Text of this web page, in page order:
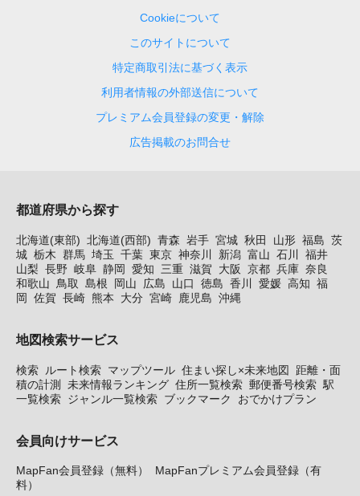
Cookieについて
このサイトについて
特定商取引法に基づく表示
利用者情報の外部送信について
プレミアム会員登録の変更・解除
広告掲載のお問合せ
都道府県から探す
北海道(東部) 北海道(西部) 青森 岩手 宮城 秋田 山形 福島 茨
城 栃木 群馬 埼玉 千葉 東京 神奈川 新潟 富山 石川
福井
山梨 長野 岐阜 静岡 愛知 三重 滋賀 大阪 京都 兵庫 奈良
和歌山
鳥取 島根 岡山 広島 山口 徳島 香川 愛媛 高知 福
岡
佐賀 長崎 熊本 大分 宮崎 鹿児島 沖縄
地図検索サービス
検索 ルート検索 マップツール 住まい探し×未来地図
距離・面
積の計測 未来情報ランキング 住所一覧検索 郵便番号検索 駅
一覧検索 ジャンル一覧検索 ブックマーク おでかけプラン
会員向けサービス
MapFan会員登録（無料）
MapFanプレミアム会員登録（有
料）